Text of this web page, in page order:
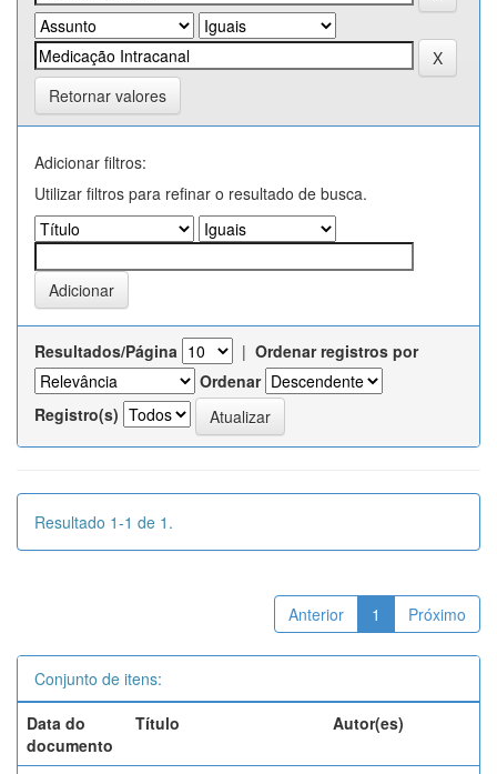
Retornar valores
Adicionar filtros:
Utilizar filtros para refinar o resultado de busca.
Resultados/Página | Ordenar registros por
Ordenar
Registro(s)
Resultado 1-1 de 1.
Anterior 1 Próximo
Conjunto de itens:
Data do
documento
Título Autor(es)